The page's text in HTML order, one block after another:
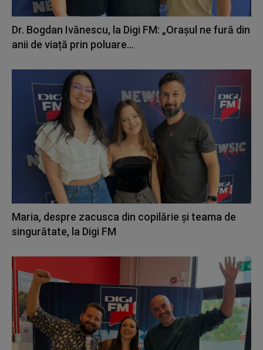
Dr. Bogdan Ivănescu, la Digi FM: „Orașul ne fură din
anii de viață prin poluare...
Maria, despre zacusca din copilărie și teama de
singurătate, la Digi FM